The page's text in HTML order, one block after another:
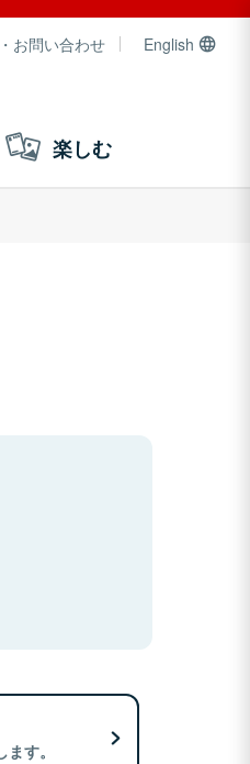
お問い合わせ English
楽しむ
す。